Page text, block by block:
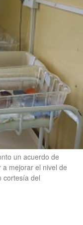
un acuerdo de
mejorar el nivel de
cortesía del